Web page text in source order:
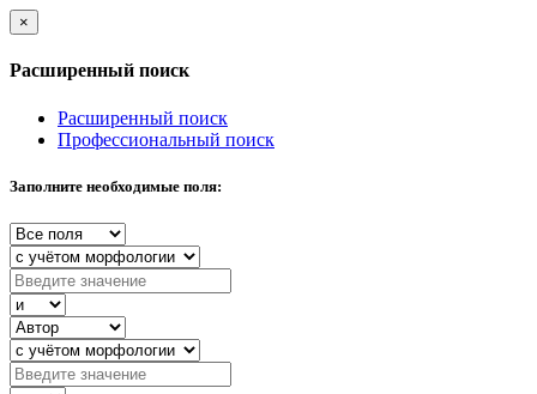
×
Расширенный поиск
Расширенный поиск
Профессиональный поиск
Заполните необходимые поля: